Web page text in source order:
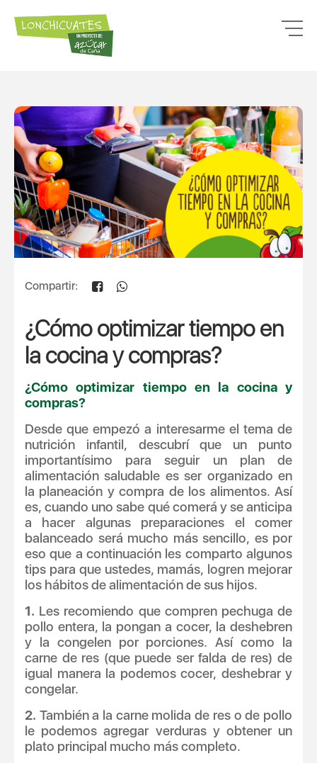
Compartir:
¿Cómo optimizar tiempo en
la cocina y compras?
¿Cómo optimizar tiempo en la cocina y
compras?
Desde que empezó a interesarme el tema de
nutrición infantil, descubrí que un punto
importantísimo para seguir un plan de
alimentación saludable es ser organizado en
la planeación y compra de los alimentos. Así
es, cuando uno sabe qué comerá y se anticipa
a hacer algunas preparaciones el comer
balanceado será mucho más sencillo, es por
eso que a continuación les comparto algunos
tips para que ustedes, mamás, logren mejorar
los hábitos de alimentación de sus hijos.
1. Les recomiendo que compren pechuga de
pollo entera, la pongan a cocer, la deshebren
y la congelen por porciones. Así como la
carne de res (que puede ser falda de res) de
igual manera la podemos cocer, deshebrar y
congelar.
2. También a la carne molida de res o de pollo
le podemos agregar verduras y obtener un
plato principal mucho más completo.